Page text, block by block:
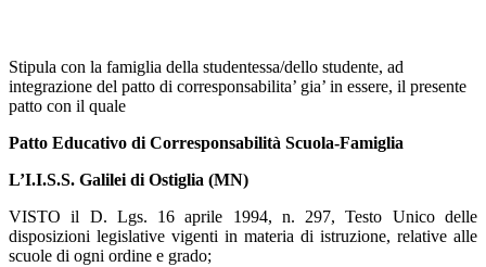
Stipula con la famiglia della studentessa/dello studente, ad
integrazione del patto di corresponsabilita’ gia’ in essere, il presente
patto con il quale
Patto Educativo di Corresponsabilità Scuola-Famiglia
L’I.I.S.S. Galilei di Ostiglia (MN)
VISTO il D. Lgs. 16 aprile 1994, n. 297, Testo Unico delle
disposizioni legislative vigenti in materia di istruzione, relative alle
scuole di ogni ordine e grado;